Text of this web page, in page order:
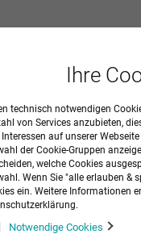
matic. Mit integriertem,
09400482
Ihre
technisch notwendigen
von Services anzubieten,
Interessen auf unserer
der Cookie-Gruppen
welche Cookies
Wenn Sie "alle erlauben &
ein. Weitere Informationen
Notwendige Cookies